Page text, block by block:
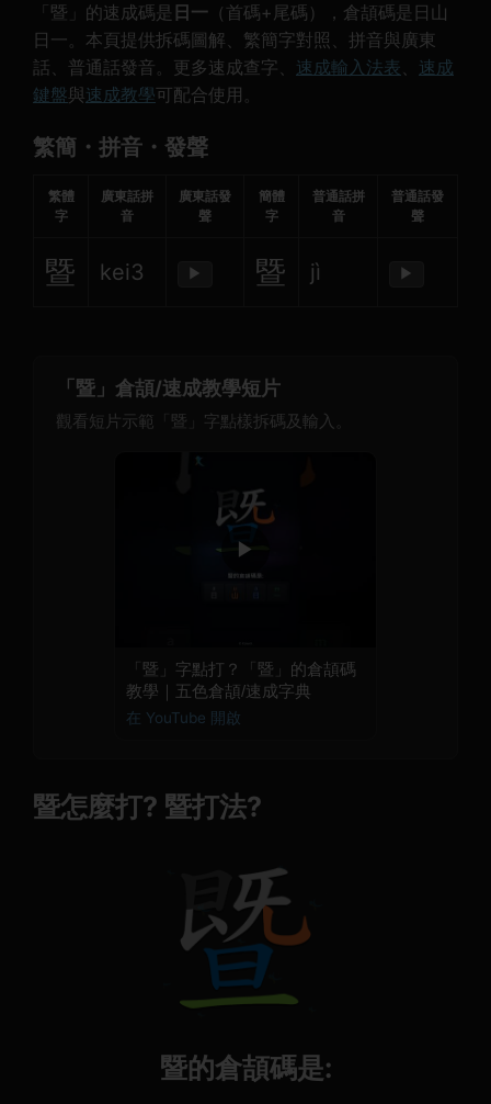
「暨」的速成碼是 日一 （首碼+尾碼），倉頡碼是日山
日一。本頁提供拆碼圖解、繁簡字對照、拼音與廣東
話、普通話發音。更多速成查字、 速成輸入法表、 速成
鍵盤與速成教學可配合使用。
繁簡・拼音・發聲
繁體
字
廣東話拼
音
廣東話發
聲
簡體
字
普通話拼
音
普通話發
聲
暨 kei3 ▶ 暨 jì ▶
「暨」倉頡/速成教學短片
觀看短片示範「暨」字點樣拆碼及輸入。
▶
「暨」字點打？「暨」的倉頡碼
教學｜五色倉頡/速成字典
在 YouTube 開啟
暨怎麼打? 暨打法?
暨的倉頡碼是: